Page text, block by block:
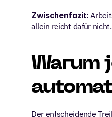
Zwischenfazit:
allein reicht dafür nicht.
Warum
Der entscheidende